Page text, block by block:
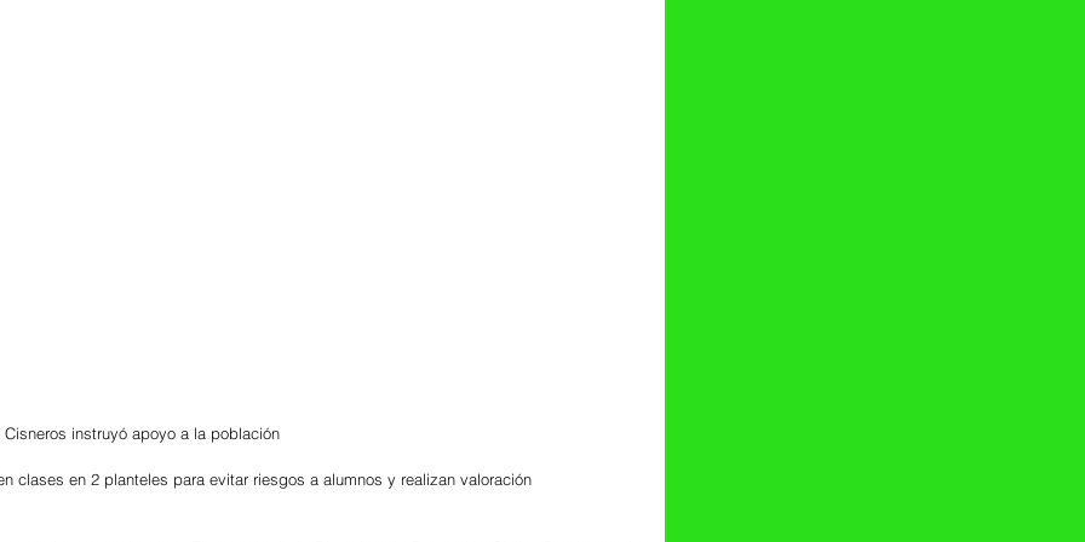
Cisneros instruyó apoyo a la población
clases en 2 planteles para evitar riesgos a alumnos y realizan valoración